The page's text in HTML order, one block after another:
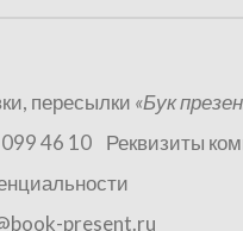
пересылки «Бук
46 10 Реквизиты
present.ru